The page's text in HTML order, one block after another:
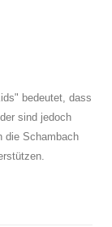
bedeutet, dass
sind jedoch
die Schambach